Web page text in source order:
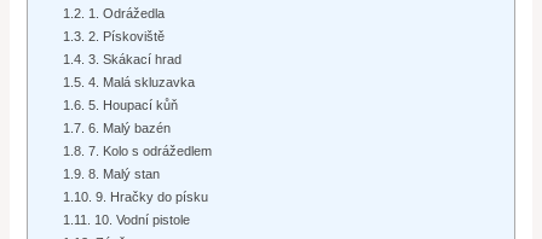
1. Odrážedla
2. Pískoviště
3. Skákací hrad
4. Malá skluzavka
5. Houpací kůň
6. Malý bazén
7. Kolo s odrážedlem
8. Malý stan
9. Hračky do písku
10. Vodní pistole